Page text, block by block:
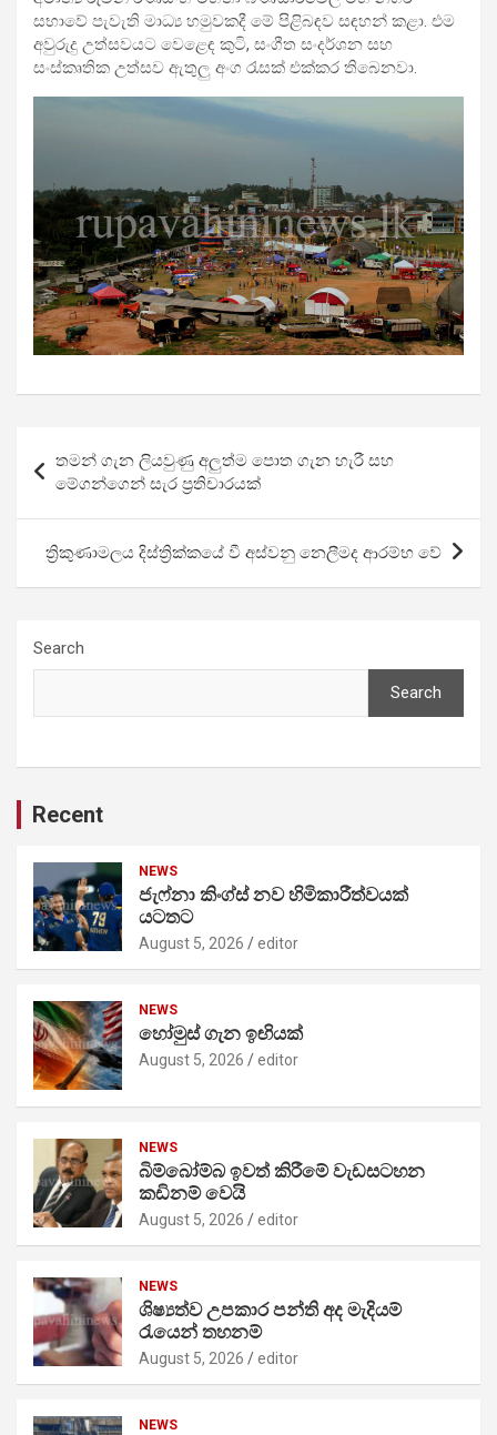
සභාවේ පැවැති මාධ්‍ය හමුවකදී මේ පිළිබඳව සඳහන් කළා. එම
අවුරුදු උත්සවයට වෙළෙඳ කුටි, සංගීත සංදර්ශන සහ
සංස්කෘතික උත්සව ඇතුලු අංග රැසක් එක්කර තිබෙනවා.
navigation
තමන් ගැන ලියවුණු අලුත්ම පොත ගැන හැරී සහ
මේගන්ගෙන් සැර ප්‍රතිචාරයක්
ත්‍රිකුණාමලය දිස්ත්‍රික්කයේ වී අස්වනු නෙලීමද ආරම්භ වේ
Search
Search
Recent
NEWS
ජැෆ්නා කිංග්ස් නව හිමිකාරීත්වයක්
යටතට
August 5, 2026 editor
NEWS
හෝමුස් ගැන ඉඟියක්
August 5, 2026 editor
NEWS
බිම්බෝම්බ ඉවත් කිරීමේ වැඩසටහන
කඩිනම් වෙයි
August 5, 2026 editor
NEWS
ශිෂ්‍යත්ව උපකාර පන්ති අද මැදියම්
රැයෙන් තහනම්
August 5, 2026 editor
NEWS